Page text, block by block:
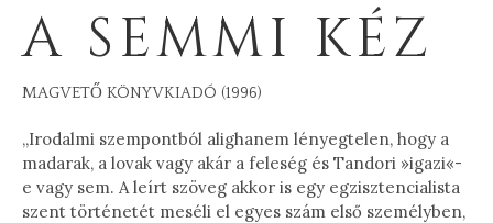
A SEMMI KÉZ
MAGVETŐ KÖNYVKIADÓ (1996)
„Irodalmi szempontból alighanem lényegtelen, hogy a
madarak, a lovak vagy akár a feleség és Tandori »igazi«-
e vagy sem. A leírt szöveg akkor is egy egzisztencialista
szent történetét meséli el egyes szám első személyben,